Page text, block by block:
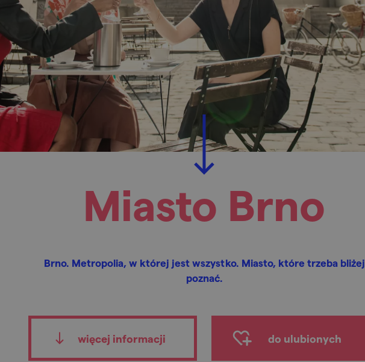
Miasto Brno
Brno. Metropolia, w której jest wszystko. Miasto, które trzeba bliżej
poznać.
więcej informacji do ulubionych